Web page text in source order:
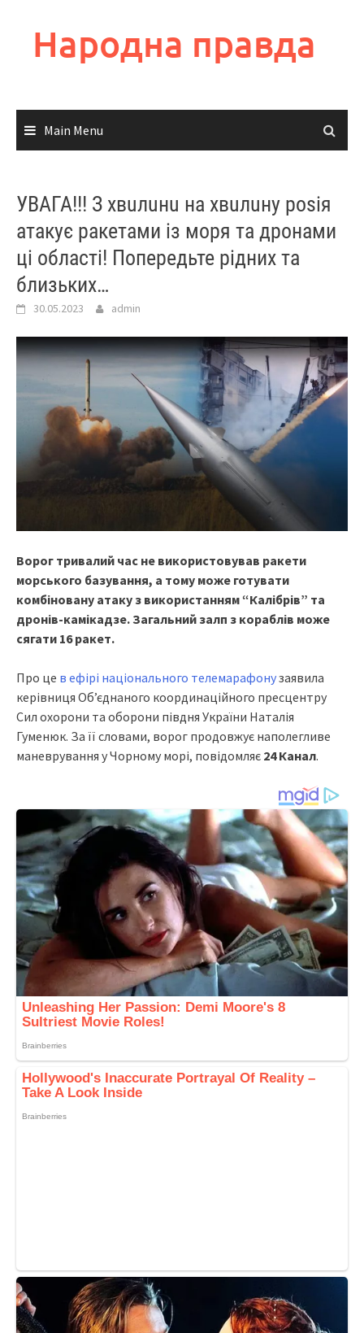
contentНародна правда
Main Menu
УВАГА!!! З хвuлuнu на хвuлuну роsія
атакує ракетами із моря та дронами
ці області! Попередьте рідних та
близьких…
30.05.2023 admin
Ворог тривалий час не використовував ракети
морського базування, а тому може готувати
комбіновану атаку з використанням “Калібрів” та
дронів-камікадзе. Загальний залп з кораблів може
сягати 16 ракет.
Про це в ефірі національного телемарафонузаявила
керівниця Об’єднаного координаційного пресцентру
Сил охорони та оборони півдня України Наталія
Гуменюк. За її словами, ворог продовжує наполегливе
маневрування у Чорному морі, повідомляє 24 Канал.